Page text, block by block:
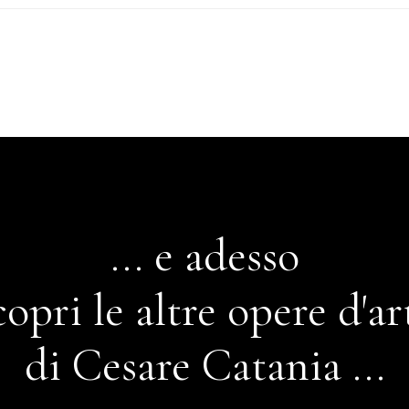
... e adesso
le altre opere
di Cesare Catania ...